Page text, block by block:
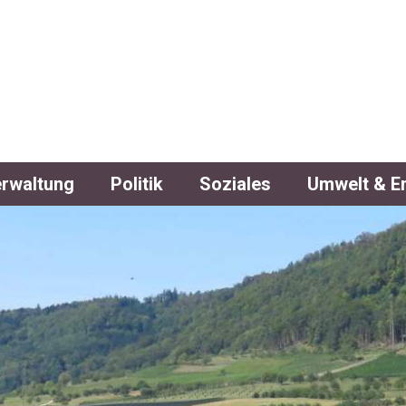
WITTNAU
Politik Soziales Umwelt &